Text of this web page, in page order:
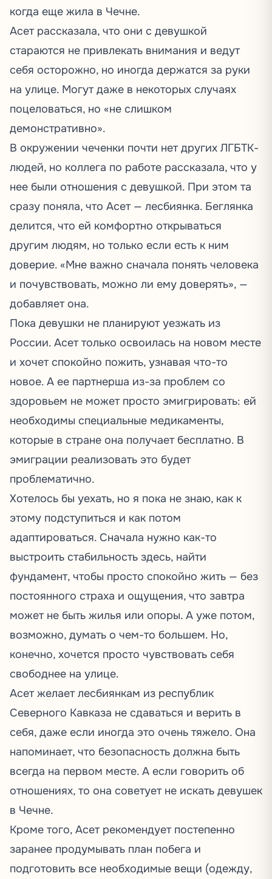
когда еще жила в Чечне.
Асет рассказала, что они с девушкой
стараются не привлекать внимания и ведут
себя осторожно, но иногда держатся за руки
на улице. Могут даже в некоторых случаях
поцеловаться, но «не слишком
демонстративно».
В окружении чеченки почти нет других ЛГБТК-
людей, но коллега по работе рассказала, что у
нее были отношения с девушкой. При этом та
сразу поняла, что Асет — лесбиянка. Беглянка
делится, что ей комфортно открываться
другим людям, но только если есть к ним
доверие. «Мне важно сначала понять человека
и почувствовать, можно ли ему доверять», —
добавляет она.
Пока девушки не планируют уезжать из
России. Асет только освоилась на новом месте
и хочет спокойно пожить, узнавая что-то
новое. А ее партнерша из-за проблем со
здоровьем не может просто эмигрировать: ей
необходимы специальные медикаменты,
которые в стране она получает бесплатно. В
эмиграции реализовать это будет
проблематично.
Хотелось бы уехать, но я пока не знаю, как к
этому подступиться и как потом
адаптироваться. Сначала нужно как-то
выстроить стабильность здесь, найти
фундамент, чтобы просто спокойно жить — без
постоянного страха и ощущения, что завтра
может не быть жилья или опоры. А уже потом,
возможно, думать о чем-то большем. Но,
конечно, хочется просто чувствовать себя
свободнее на улице.
Асет желает лесбиянкам из республик
Северного Кавказа не сдаваться и верить в
себя, даже если иногда это очень тяжело. Она
напоминает, что безопасность должна быть
всегда на первом месте. А если говорить об
отношениях, то она советует не искать девушек
в Чечне.
Кроме того, Асет рекомендует постепенно
заранее продумывать план побега и
подготовить все необходимые вещи (одежду,